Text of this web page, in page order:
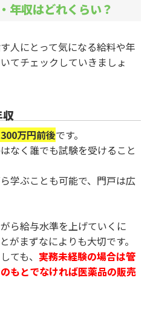
年収はどれくらい？
人にとって気になる給料や年
てチェックしていきましょ
万円前後です。
なく誰でも試験を受けること
学ぶことも可能で、門戸は広
ら給与水準を上げていくに
がまずなによりも大切です。
ても、 実務未経験の場合は管
もとでなければ医薬品の販売